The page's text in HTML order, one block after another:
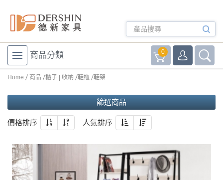
商品分類 0
Home 商品 櫃子 | 收納 鞋櫃 鞋架
篩選商品
價格排序 人氣排序